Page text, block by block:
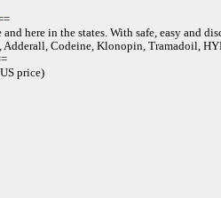
here in the states. With safe, easy and
Codeine, Klonopin, Tramadoil,
price)